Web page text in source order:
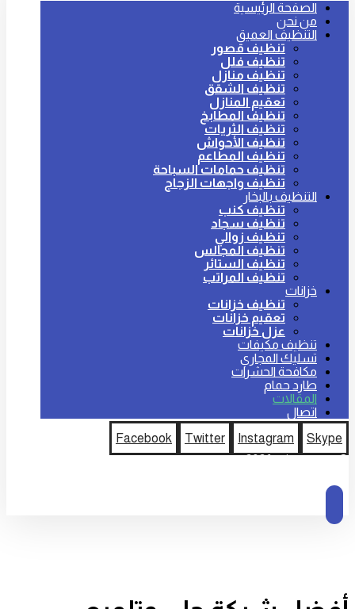
الصفحة الرئيسية
من نحن
التنظيف العميق
تنظيف قصور
تنظيف فلل
تنظيف منازل
تنظيف الشقق
تعقيم المنازل
تنظيف المطابخ
تنظيف الثريات
تنظيف الأحواش
تنظيف المطاعم
تنظيف حمامات السباحة
تنظيف واجهات الزجاج
التنظيف بالبخار
تنظيف كنب
تنظيف سجاد
تنظيف زوالي
تنظيف المجالس
تنظيف الستائر
تنظيف المراتب
خزانات
تنظيف خزانات
تعقيم خزانات
عزل خزانات
تنظيف مكيفات
تسليك المجاري
مكافحة الحشرات
طارد حمام
المقالات
اتصال
Facebook
Twitter Instagram
Skype
© حقوق النشر 2026